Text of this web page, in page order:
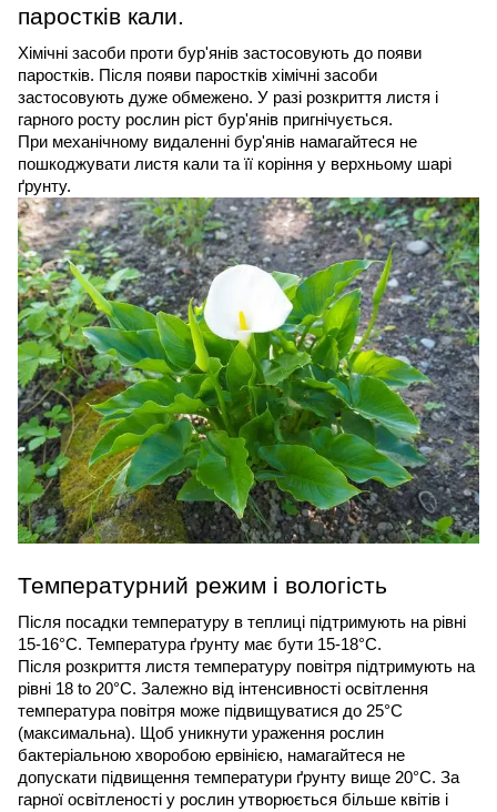
паростків кали.
Хімічні засоби проти бур'янів застосовують до появи
паростків. Після появи паростків хімічні засоби
застосовують дуже обмежено. У разі розкриття листя і
гарного росту рослин ріст бур'янів пригнічується.
При механічному видаленні бур'янів намагайтеся не
пошкоджувати листя кали та її коріння у верхньому шарі
ґрунту.
Температурний режим і вологість
Після посадки температуру в теплиці підтримують на рівні
15-16°С. Температура ґрунту має бути 15-18°С.
Після розкриття листя температуру повітря підтримують на
рівні 18 to 20°С. Залежно від інтенсивності освітлення
температура повітря може підвищуватися до 25°С
(максимальна). Щоб уникнути ураження рослин
бактеріальною хворобою ервінією, намагайтеся не
допускати підвищення температури ґрунту вище 20°С. За
гарної освітленості у рослин утворюється більше квітів і